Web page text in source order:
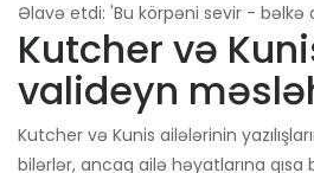
Əlavə etdi: 'Bu körpəni sevir - bəlkə
Kutcher və
valideyn
Kutcher və Kunis ailələrinin
bilərlər, ancaq ailə həyatlarına qısa